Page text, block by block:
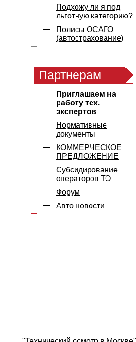
Подхожу ли я под
льготную категорию?
Полисы ОСАГО
(автострахование)
Партнерам
Приглашаем на
работу тех.
экспертов
Нормативные
документы
КОММЕРЧЕСКОЕ
ПРЕДЛОЖЕНИЕ
Субсидирование
операторов ТО
Форум
Авто новости